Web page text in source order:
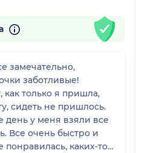
замечательно,
заботливые!
только я пришла,
сидеть не пришлось.
день у меня взяли все
Все очень быстро и
каких-то